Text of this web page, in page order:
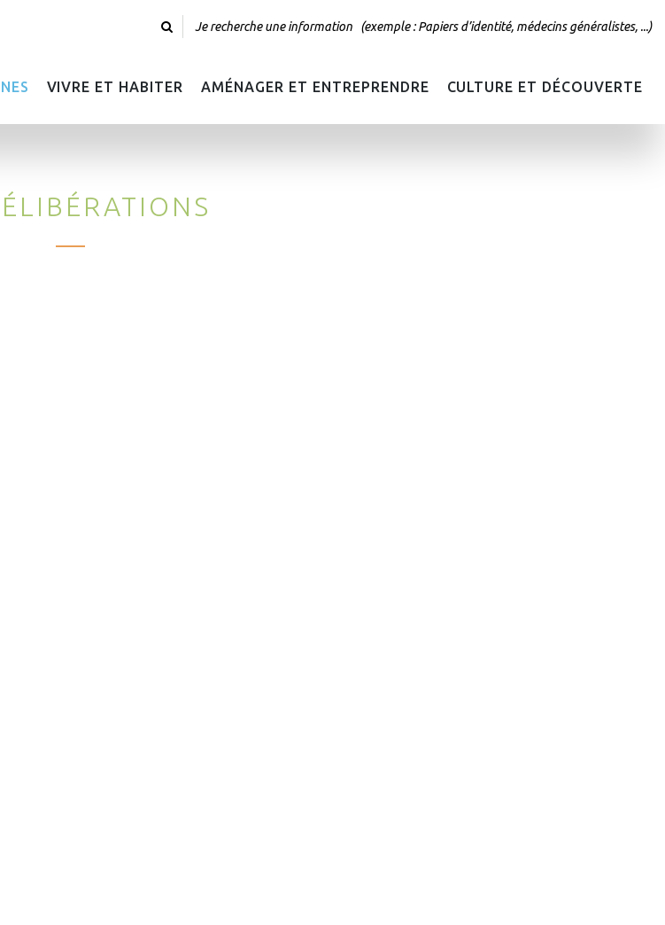
VIVRE ET HABITER AMÉNAGER ET ENTREPRENDRE CULTURE ET DÉCOUVERTE